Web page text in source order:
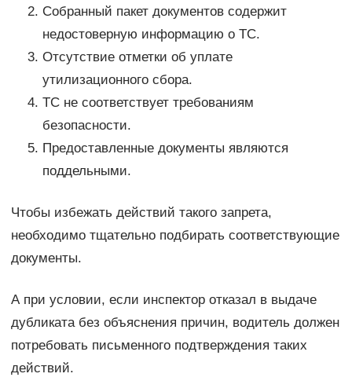
Собранный пакет документов содержит
недостоверную информацию о ТС.
Отсутствие отметки об уплате
утилизационного сбора.
ТС не соответствует требованиям
безопасности.
Предоставленные документы являются
поддельными.
Чтобы избежать действий такого запрета,
необходимо тщательно подбирать соответствующие
документы.
А при условии, если инспектор отказал в выдаче
дубликата без объяснения причин, водитель должен
потребовать письменного подтверждения таких
действий.